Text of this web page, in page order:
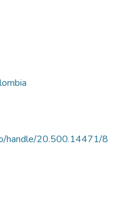
handle/20.500.14471/8